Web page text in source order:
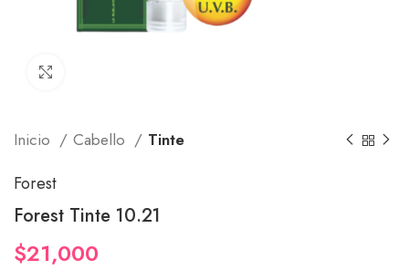
Inicio Cabello Tinte
Forest
Forest Tinte 10.21
$21,000